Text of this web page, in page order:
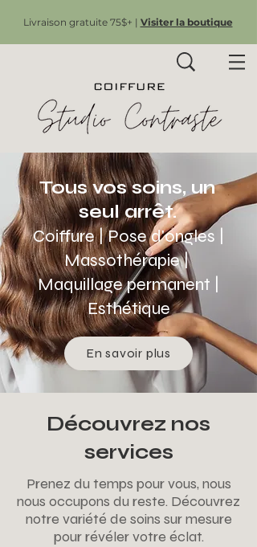
Livraison gratuite 75$+ | Visiter la boutique
Tous vos soins, un
seul arrêt.
Coiffure | Pose d'ongles |
Massothérapie |
Maquillage permanent |
Esthétique
En savoir plus
Découvrez nos
services
Prenez du temps pour vous, nous
nous occupons du reste. Découvrez
notre variété de soins sur mesure
pour révéler votre éclat.